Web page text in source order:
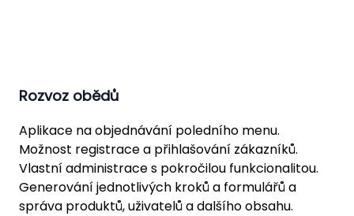
Rozvoz obědů
Aplikace na objednávání poledního menu.
Možnost registrace a přihlašování zákazníků.
Vlastní administrace s pokročilou funkcionalitou.
Generování jednotlivých kroků a formulářů a
správa produktů, uživatelů a dalšího obsahu.